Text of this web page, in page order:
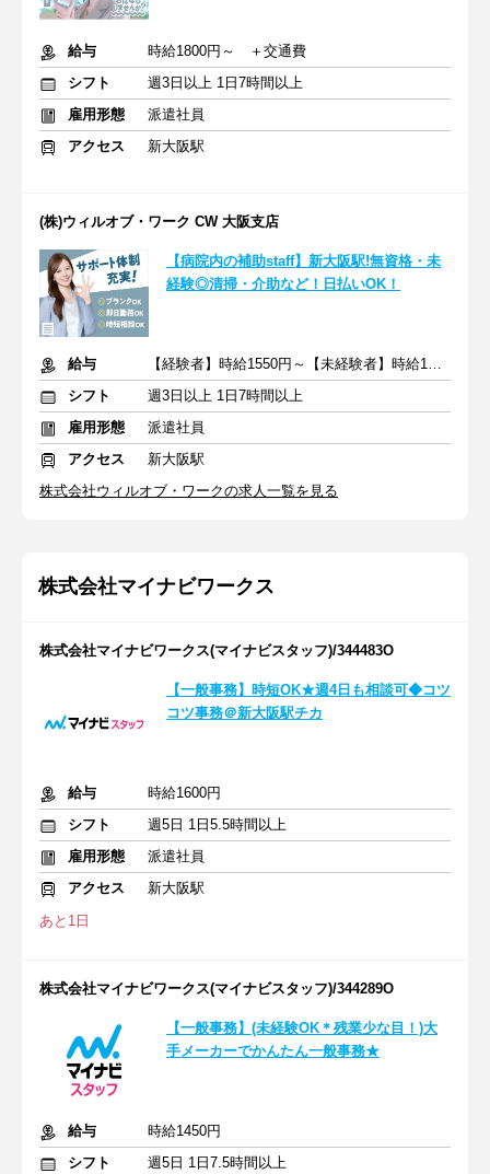
給与
時給1800円～ ＋交通費
シフト
週3日以上 1日7時間以上
雇用形態
派遣社員
アクセス
新大阪駅
(株)ウィルオブ・ワーク CW 大阪支店
【病院内の補助staff】新大阪駅!無資格・未
経験◎清掃・介助など！日払いOK！
給与
【経験者】時給1550円～【未経験者】時給1400円～ ＋交通費
シフト
週3日以上 1日7時間以上
雇用形態
派遣社員
アクセス
新大阪駅
株式会社ウィルオブ・ワークの求人一覧を見る
株式会社マイナビワークス
株式会社マイナビワークス(マイナビスタッフ)/344483O
【一般事務】時短OK★週4日も相談可◆コツ
コツ事務＠新大阪駅チカ
給与
時給1600円
シフト
週5日 1日5.5時間以上
雇用形態
派遣社員
アクセス
新大阪駅
あと1日
株式会社マイナビワークス(マイナビスタッフ)/344289O
【一般事務】(未経験OK＊残業少な目！)大
手メーカーでかんたん一般事務★
給与
時給1450円
シフト
週5日 1日7.5時間以上